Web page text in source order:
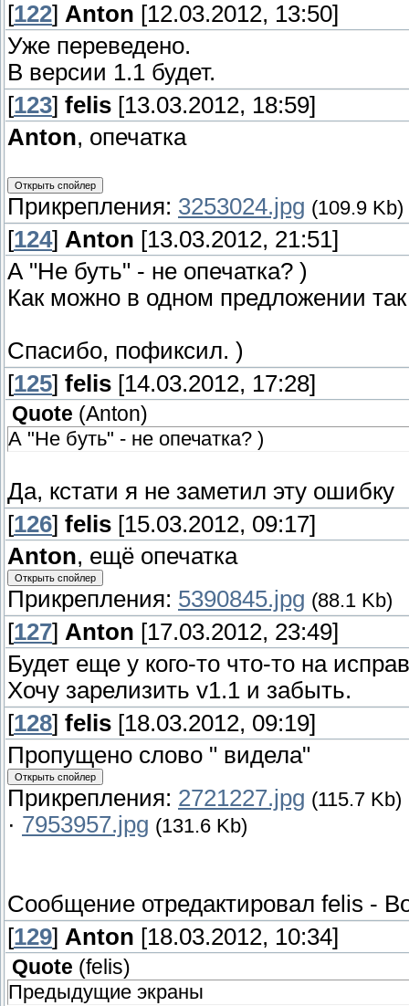
[122] Anton [12.03.2012, 13:50]
Уже переведено.
В версии 1.1 будет.
[123] felis [13.03.2012, 18:59]
Anton, опечатка
Прикрепления: 3253024.jpg (109.9 Kb)
[124] Anton [13.03.2012, 21:51]
А "Не буть" - не опечатка? )
Как можно в одном предложении так
Спасибо, пофиксил. )
[125] felis [14.03.2012, 17:28]
Quote (Anton)
А "Не буть" - не опечатка? )
Да, кстати я не заметил эту ошибку
[126] felis [15.03.2012, 09:17]
Anton, ещё опечатка
Прикрепления: 5390845.jpg (88.1 Kb)
[127] Anton [17.03.2012, 23:49]
Будет еще у кого-то что-то на
Хочу зарелизить v1.1 и забыть.
[128] felis [18.03.2012, 09:19]
Пропущено слово " видела"
Прикрепления: 2721227.jpg (115.7 Kb)
· 7953957.jpg (131.6 Kb)
Сообщение отредактировал felis -
[129] Anton [18.03.2012, 10:34]
Quote (felis)
Предыдущие экраны